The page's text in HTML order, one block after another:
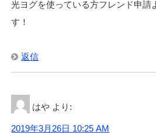
光ヨグを使っている方フレンド申請
す！
返信
はや より:
2019年3月26日 10:25 AM